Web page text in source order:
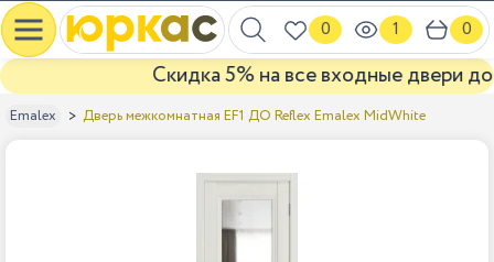
0 1 0
Скидка 5% на все входные двери до
Emalex Дверь межкомнатная EF1 ДО Reflex Emalex MidWhite